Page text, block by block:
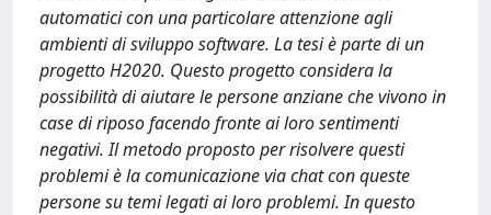
automatici con una particolare attenzione agli
ambienti di sviluppo software. La tesi è parte di un
progetto H2020. Questo progetto considera la
possibilità di aiutare le persone anziane che vivono in
case di riposo facendo fronte ai loro sentimenti
negativi. Il metodo proposto per risolvere questi
problemi è la comunicazione via chat con queste
persone su temi legati ai loro problemi. In questo